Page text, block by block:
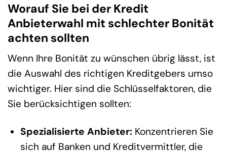
Worauf Sie bei der Kredit
Anbieterwahl mit schlechter Bonität
achten sollten
Wenn Ihre Bonität zu wünschen übrig lässt, ist
die Auswahl des richtigen Kreditgebers umso
wichtiger. Hier sind die Schlüsselfaktoren, die
Sie berücksichtigen sollten:
Spezialisierte Anbieter: Konzentrieren Sie
sich auf Banken und Kreditvermittler, die